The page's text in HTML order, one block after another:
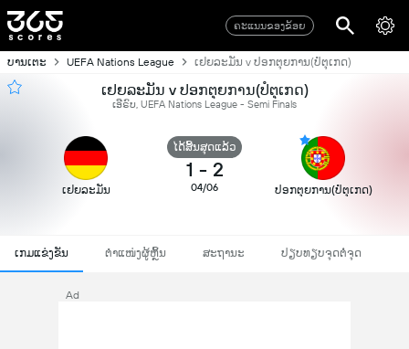
ຄະແນນຂອງຂ້ອຍ
ບານເຕະ UEFA Nations League ເຢຍລະມັນ v ປອກຕຸຍການ(ປໍຕຸເກດ)
ເຢຍລະມັນ v ປອກຕຸຍການ(ປໍຕຸເກດ)
ເອີຣົບ, UEFA Nations League - Semi Finals
ເຢຍລະມັນ
ໄດ້ສິ້ນສຸດແລ້ວ
1 - 2
04/06 ປອກຕຸຍການ(ປໍຕຸເກດ)
ເກມແຂ່ງຂັນ ຕຳແໜ່ງຜູ້ຫຼິ້ນ ສະຖານະ ປຽບທຽບຈຸດຕໍ່ຈຸດ
Ad